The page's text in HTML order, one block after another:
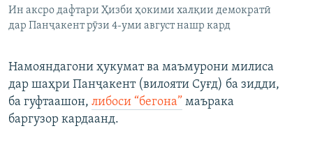
Ин аксро дафтари Ҳизби ҳокими халқии демократӣ
дар Панҷакент рӯзи 4-уми август нашр кард
Намояндагони ҳукумат ва маъмурони милиса
дар шаҳри Панҷакент (вилояти Суғд) ба зидди,
ба гуфтаашон, либоси “бегона” маърака
баргузор кардаанд.